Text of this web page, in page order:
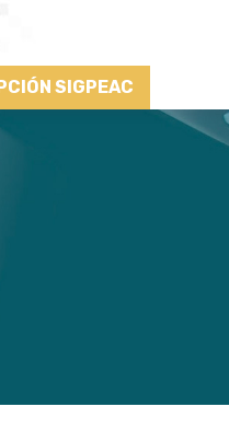
SIGPEAC